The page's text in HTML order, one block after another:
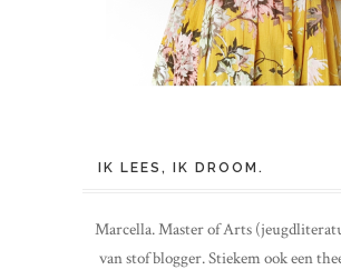
IK LEES, IK DROOM.
Marcella. Master of Arts
van stof blogger. Stiekem ook een